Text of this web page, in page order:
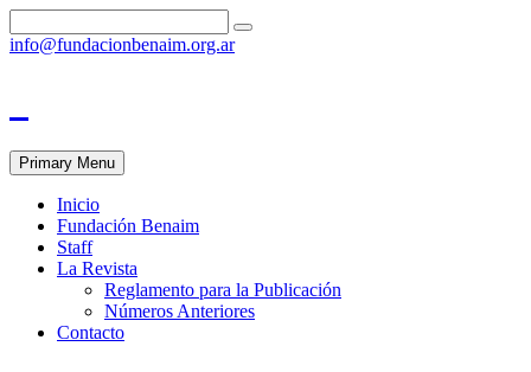
info@fundacionbenaim.org.ar
Primary Menu
Inicio
Fundación Benaim
Staff
La Revista
Reglamento para la Publicación
Números Anteriores
Contacto